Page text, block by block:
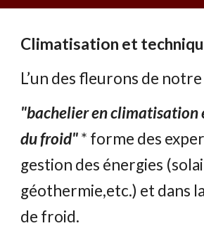
Climatisation et
L’un des fleurons de
"bachelier en climatisation
du froid"* forme des
gestion des énergies
géothermie,etc.) et dans
de froid.